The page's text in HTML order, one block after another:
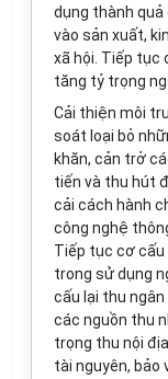
dụng thành
vào sản xuất,
xã hội. Tiếp tục
tăng tỷ trọng
Cải thiện môi
soát loại bỏ
khăn, cản trở
tiến và thu hút
cải cách hành
công nghệ
Tiếp tục cơ cấu
trong sử dụng
cấu lại thu
các nguồn thu
trọng thu nội
tài nguyên, bảo